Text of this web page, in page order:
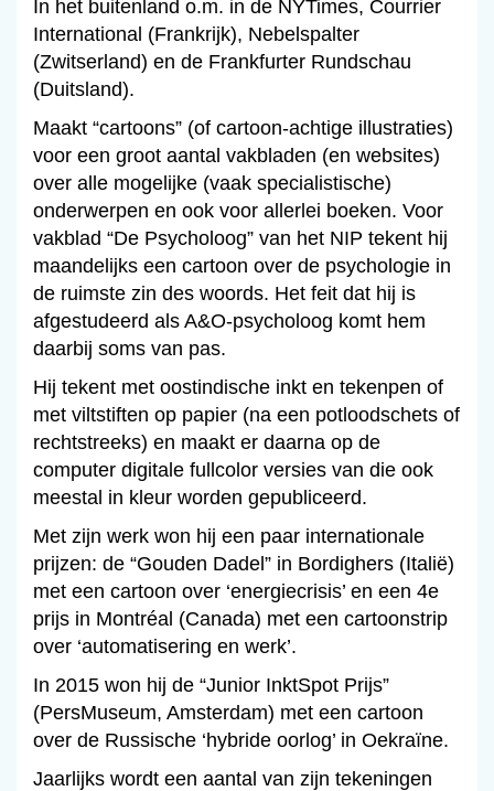
In het buitenland o.m. in de NYTimes, Courrier
International (Frankrijk), Nebelspalter
(Zwitserland) en de Frankfurter Rundschau
(Duitsland).
Maakt “cartoons” (of cartoon-achtige illustraties)
voor een groot aantal vakbladen (en websites)
over alle mogelijke (vaak specialistische)
onderwerpen en ook voor allerlei boeken. Voor
vakblad “De Psycholoog” van het NIP tekent hij
maandelijks een cartoon over de psychologie in
de ruimste zin des woords. Het feit dat hij is
afgestudeerd als A&O-psycholoog komt hem
daarbij soms van pas.
Hij tekent met oostindische inkt en tekenpen of
met viltstiften op papier (na een potloodschets of
rechtstreeks) en maakt er daarna op de
computer digitale fullcolor versies van die ook
meestal in kleur worden gepubliceerd.
Met zijn werk won hij een paar internationale
prijzen: de “Gouden Dadel” in Bordighers (Italië)
met een cartoon over ‘energiecrisis’ en een 4e
prijs in Montréal (Canada) met een cartoonstrip
over ‘automatisering en werk’.
In 2015 won hij de “Junior InktSpot Prijs”
(PersMuseum, Amsterdam) met een cartoon
over de Russische ‘hybride oorlog’ in Oekraïne.
Jaarlijks wordt een aantal van zijn tekeningen